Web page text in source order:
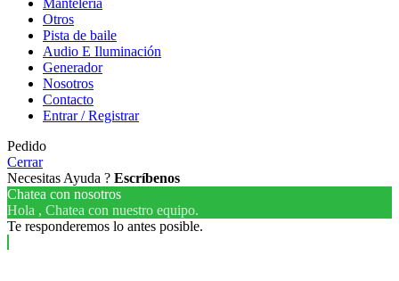
Otros
Pista de baile
Audio E Iluminación
Generador
Nosotros
Contacto
Entrar / Registrar
Pedido
Cerrar
Necesitas Ayuda ? Escríbenos
Chatea con nosotros
Hola , Chatea con nuestro equipo.
Te responderemos lo antes posible.